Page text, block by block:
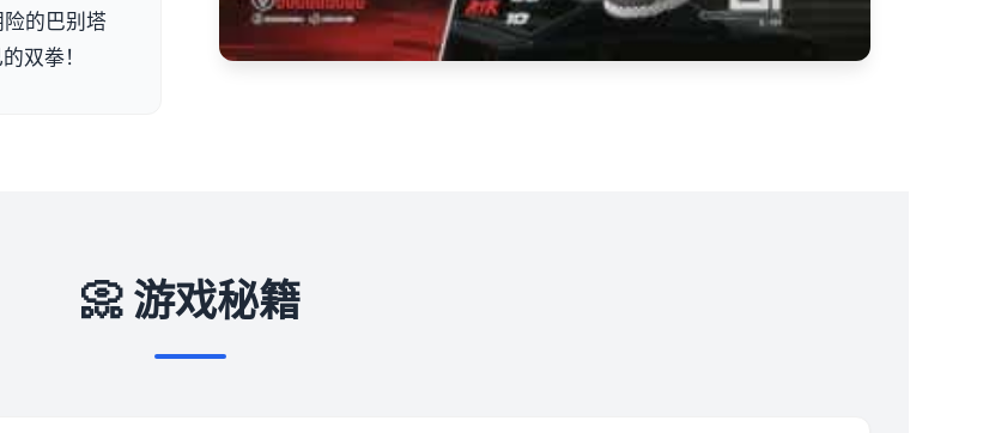
的巴别塔
双拳！
📀 游戏秘籍